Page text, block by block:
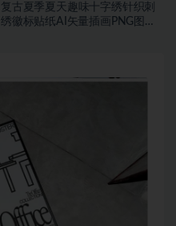
复古夏季夏天趣味十字绣针织刺
绣徽标贴纸AI矢量插画PNG图片